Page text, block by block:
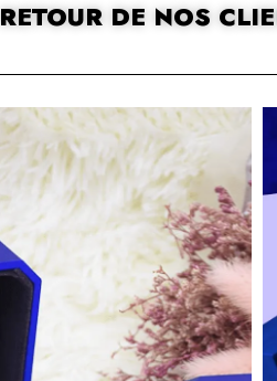
RETOUR DE NOS